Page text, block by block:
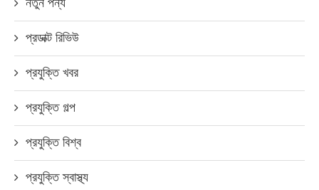
প্রডাক্ট রিভিউ
প্রযুক্তি খবর
প্রযুক্তি গল্প
প্রযুক্তি বিশ্ব
প্রযুক্তি স্বাস্থ্য